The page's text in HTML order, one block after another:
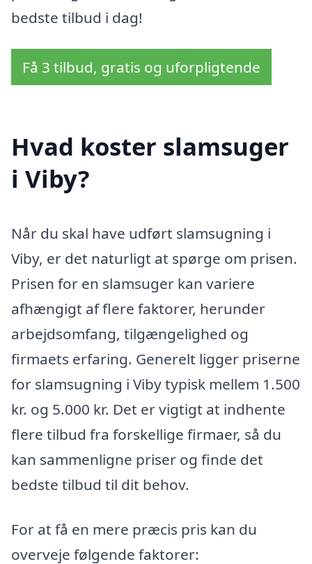
bedste tilbud i dag!
Få 3 tilbud, gratis og uforpligtende
Hvad koster slamsuger
i Viby?
Når du skal have udført slamsugning i
Viby, er det naturligt at spørge om prisen.
Prisen for en slamsuger kan variere
afhængigt af flere faktorer, herunder
arbejdsomfang, tilgængelighed og
firmaets erfaring. Generelt ligger priserne
for slamsugning i Viby typisk mellem 1.500
kr. og 5.000 kr. Det er vigtigt at indhente
flere tilbud fra forskellige firmaer, så du
kan sammenligne priser og finde det
bedste tilbud til dit behov.
For at få en mere præcis pris kan du
overveje følgende faktorer: